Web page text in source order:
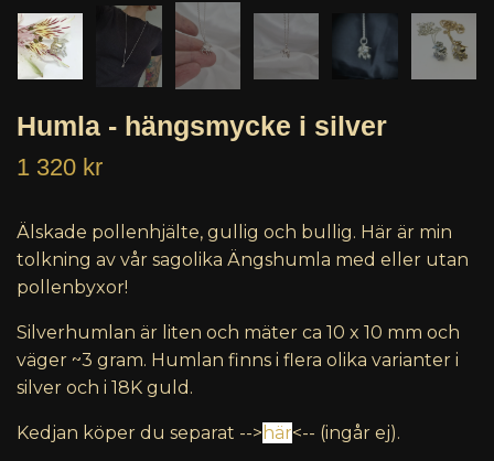
Humla - hängsmycke i silver
1 320 kr
Älskade pollenhjälte, gullig och bullig. Här är min
tolkning av vår sagolika Ängshumla med eller utan
pollenbyxor!
Silverhumlan är liten och mäter ca 10 x 10 mm och
väger ~3 gram. Humlan finns i flera olika varianter i
silver och i 18K guld.
Kedjan köper du separat --> här<-- (ingår ej).